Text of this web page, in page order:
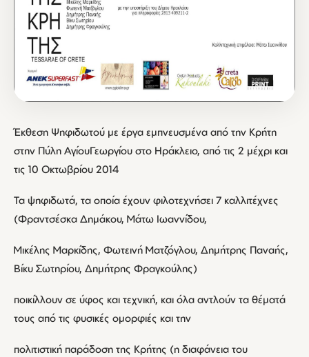
Έκθεση Ψηφιδωτού με έργα εμπνευσμένα από την Κρήτη
στην Πύλη ΑγίουΓεωργίου στο Ηράκλειο, από τις 2 μέχρι και
τις 10 Οκτωβρίου 2014
Τα ψηφιδωτά, τα οποία έχουν φιλοτεχνήσει 7 καλλιτέχνες
(Φραντσέσκα Δημάκου, Μάτω Ιωαννίδου,
Μικέλης Μαρκίδης, Φωτεινή Ματζόγλου, Δημήτρης Παναής,
Βίκυ Σωτηρίου, Δημήτρης Φραγκούλης)
ποικίλλουν σε ύφος και τεχνική, και όλα αντλούν τα θέματά
τους από τις φυσικές ομορφιές και την
πολιτιστική παράδοση της Κρήτης (η διαφάνεια του